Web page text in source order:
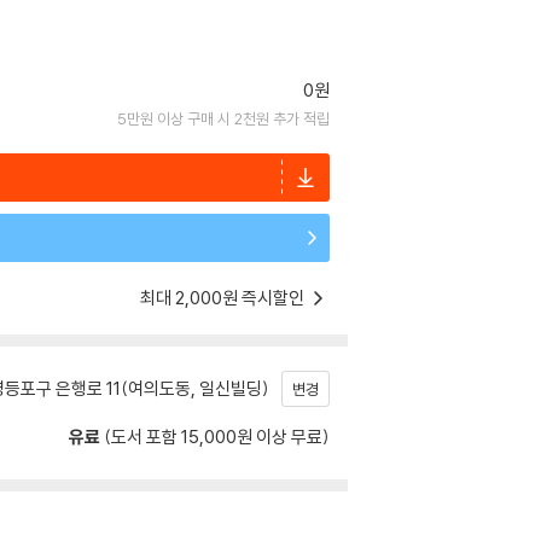
0원
5만원 이상 구매 시 2천원 추가 적립
최대 2,000원 즉시할인
포구 은행로 11(여의도동, 일신빌딩) 변경
유료 (도서 포함 15,000원 이상 무료)